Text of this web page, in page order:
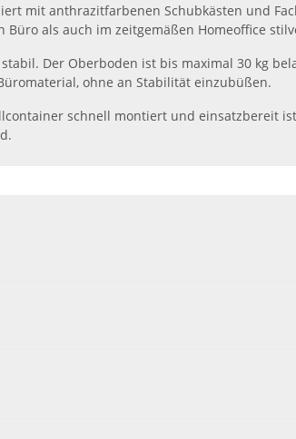
mit anthrazitfarbenen Schubkästen und
als auch im zeitgemäßen Homeoffice
Der Oberboden ist bis maximal 30 kg
ohne an Stabilität einzubüßen.
schnell montiert und einsatzbereit